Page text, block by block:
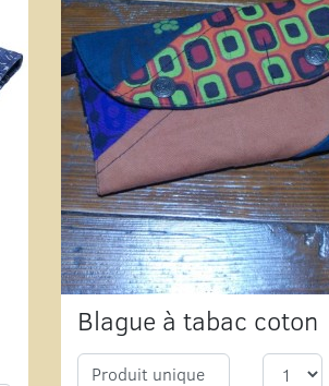
Blague à tabac coton
Produit unique